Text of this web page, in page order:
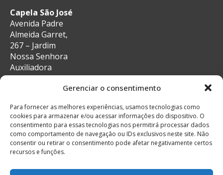
Gerenciar o consentimento
Para fornecer as melhores experiências, usamos tecnologias como
cookies para armazenar e/ou acessar informações do dispositivo. O
consentimento para essas tecnologias nos permitirá processar dados
como comportamento de navegação ou IDs exclusivos neste site. Não
consentir ou retirar o consentimento pode afetar negativamente certos
recursos e funções.
Capela São José
Avenida Padre
Almeida Garret,
267 – Jardim
Nossa Senhora
Auxiliadora
CEP: 13087-29 –
secretaria@auxiliadoracampinas.org.br
Telefone: 19-
3241-9713
Whatsapp: 19-
99132-4922